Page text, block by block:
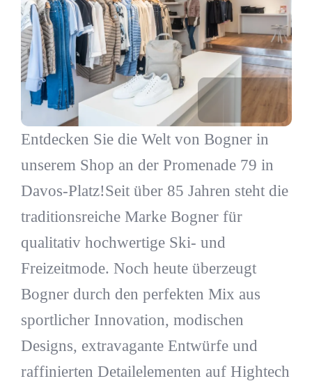
Entdecken Sie die Welt von Bogner in
unserem Shop an der Promenade 79 in
Davos-Platz!Seit über 85 Jahren steht die
traditionsreiche Marke Bogner für
qualitativ hochwertige Ski- und
Freizeitmode. Noch heute überzeugt
Bogner durch den perfekten Mix aus
sportlicher Innovation, modischen
Designs, extravagante Entwürfe und
raffinierten Detailelementen auf Hightech